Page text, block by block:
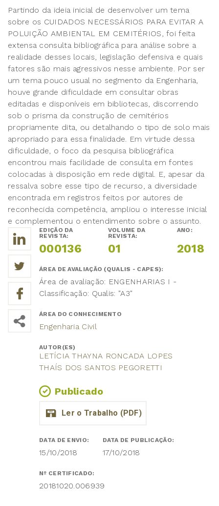
Partindo da ideia inicial de desenvolver um tema
sobre os CUIDADOS NECESSÁRIOS PARA EVITAR A
POLUIÇÃO AMBIENTAL EM CEMITÉRIOS, foi feita
extensa consulta bibliográfica para análise sobre a
realidade desses locais, legislação defensiva e quais
fatores são mais agressivos nesse ambiente. Por ser
um tema pouco usual no segmento da Engenharia,
houve grande dificuldade em consultar obras
editadas e disponíveis em bibliotecas, discorrendo
sob o prisma da construção de cemitérios
propriamente dita, ou detalhando o tipo de solo mais
apropriado para essa finalidade. Em virtude dessa
dificuldade, o foco da pesquisa bibliográfica
encontrou mais facilidade de consulta em fontes
colocadas à disposição em rede digital. E, apesar da
ressalva sobre esse tipo de recurso, a diversidade
encontrada em registros feitos por autores de
reconhecida competência, ampliou o interesse inicial
e complementou o entendimento sobre o assunto.
EDIÇÃO DA
REVISTA:
000136
VOLUME DA
REVISTA:
01
ANO:
2018
ÁREA DE AVALIAÇÃO (QUALIS - CAPES):
Área de avaliação: ENGENHARIAS I -
Classificação: Qualis: "A3"
ÁREA DO CONHECIMENTO
Engenharia Civil
AUTOR(ES)
LETÍCIA THAYNA RONCADA LOPES
THAÍS DOS SANTOS PEGORETTI
Publicado
DATA DE ENVIO:
15/10/2018
DATA DE PUBLICAÇÃO:
17/10/2018
Nº CERTIFICADO:
20181020.006939